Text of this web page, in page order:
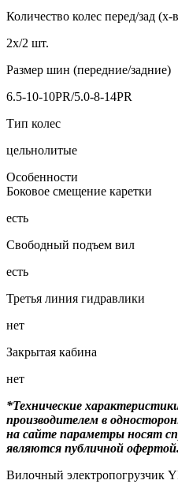
Количество колес перед/зад (x-
2x/2 шт.
Размер шин (передние/задние)
6.5-10-10PR/5.0-8-14PR
Тип колес
цельнолитые
Особенности
Боковое смещение каретки
есть
Свободный подъем вил
есть
Третья линия гидравлики
нет
Закрытая кабина
нет
*Технические
производителем в
на сайте параметры носят
являются публичной офертой.
Вилочный электропогрузчик